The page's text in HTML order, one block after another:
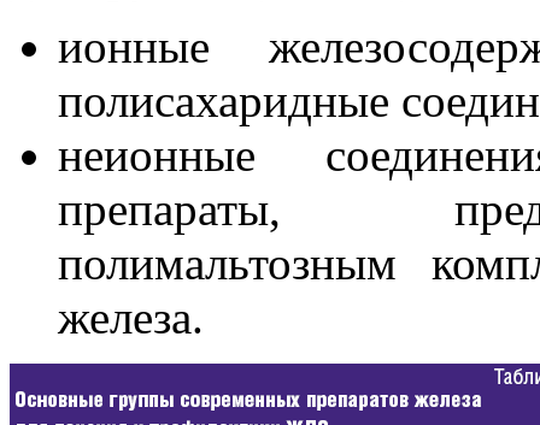
ионные
полисахаридные
неионные
препараты,
полимальтозным
железа.